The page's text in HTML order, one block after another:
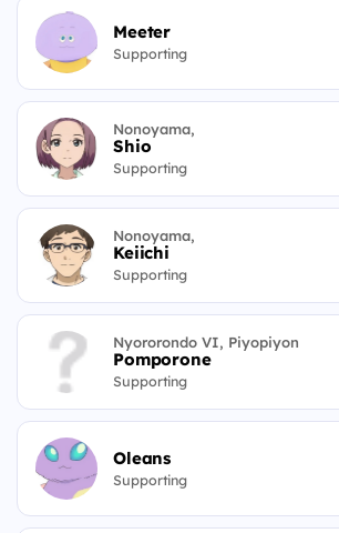
Meeter
Supporting
Nonoyama,
Shio
Supporting
Nonoyama,
Keiichi
Supporting
Nyororondo VI, Piyopiyon
Pomporone
Supporting
Oleans
Supporting